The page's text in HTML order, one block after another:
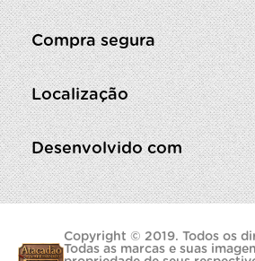
Compra segura
Localização
Desenvolvido com
Copyright © 2019. Todos os
Todas as marcas e suas